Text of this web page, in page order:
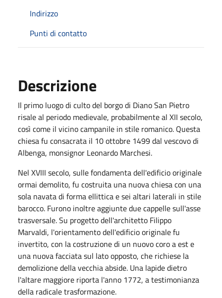
Indirizzo
Punti di contatto
Descrizione
Il primo luogo di culto del borgo di Diano San Pietro
risale al periodo medievale, probabilmente al XII secolo,
così come il vicino campanile in stile romanico. Questa
chiesa fu consacrata il 10 ottobre 1499 dal vescovo di
Albenga, monsignor Leonardo Marchesi.
Nel XVIII secolo, sulle fondamenta dell'edificio originale
ormai demolito, fu costruita una nuova chiesa con una
sola navata di forma ellittica e sei altari laterali in stile
barocco. Furono inoltre aggiunte due cappelle sull'asse
trasversale. Su progetto dell'architetto Filippo
Marvaldi, l'orientamento dell'edificio originale fu
invertito, con la costruzione di un nuovo coro a est e
una nuova facciata sul lato opposto, che richiese la
demolizione della vecchia abside. Una lapide dietro
l'altare maggiore riporta l'anno 1772, a testimonianza
della radicale trasformazione.